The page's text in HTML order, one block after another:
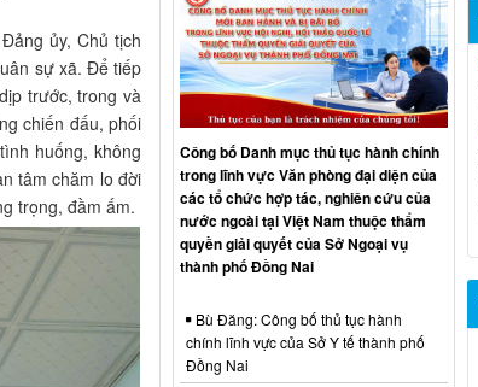
ủy, Chủ tịch
sự xã. Để tiếp
trước, trong và
chiến đấu, phối
huống, không
tâm chăm lo đời
trọng, đầm ấm.
Công bố Danh mục thủ tục hành chính
trong lĩnh vực Văn phòng đại diện của
các tổ chức hợp tác, nghiên cứu của
nước ngoài tại Việt Nam thuộc thẩm
quyền giải quyết của Sở Ngoại vụ
thành phố Đồng Nai
Bù Đăng: Công bố thủ tục hành
chính lĩnh vực của Sở Y tế thành phố
Đồng Nai